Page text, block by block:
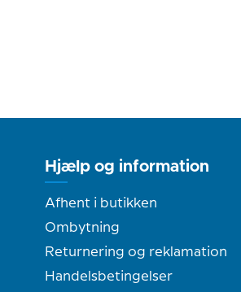
Hjælp og information
Afhent i butikken
Ombytning
Returnering og reklamation
Handelsbetingelser